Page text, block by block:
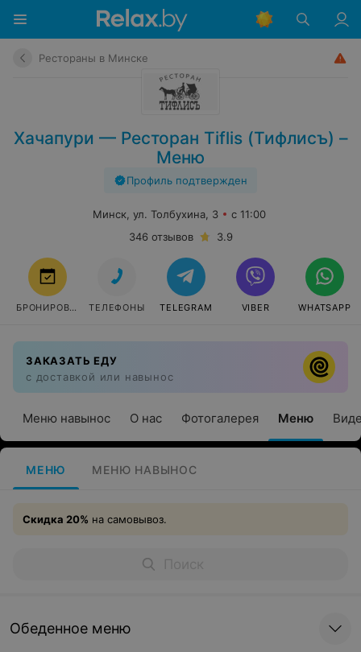
Рестораны в Минске
Хачапури — Ресторан Tiflis (Тифлисъ) –
Меню
Профиль подтвержден
Меню навынос О нас Фотогалерея Меню
Минск, ул. Толбухина, 3
с 11:00
346 отзывов
3.9
БРОНИРОВАТЬ ТЕЛЕФОНЫ TELEGRAM VIBER WHATSAPP
ЗАКАЗАТЬ ЕДУ
с доставкой или навынос
МЕНЮ МЕНЮ НАВЫНОС
Скидка 20% на самовывоз.
Обеденное меню